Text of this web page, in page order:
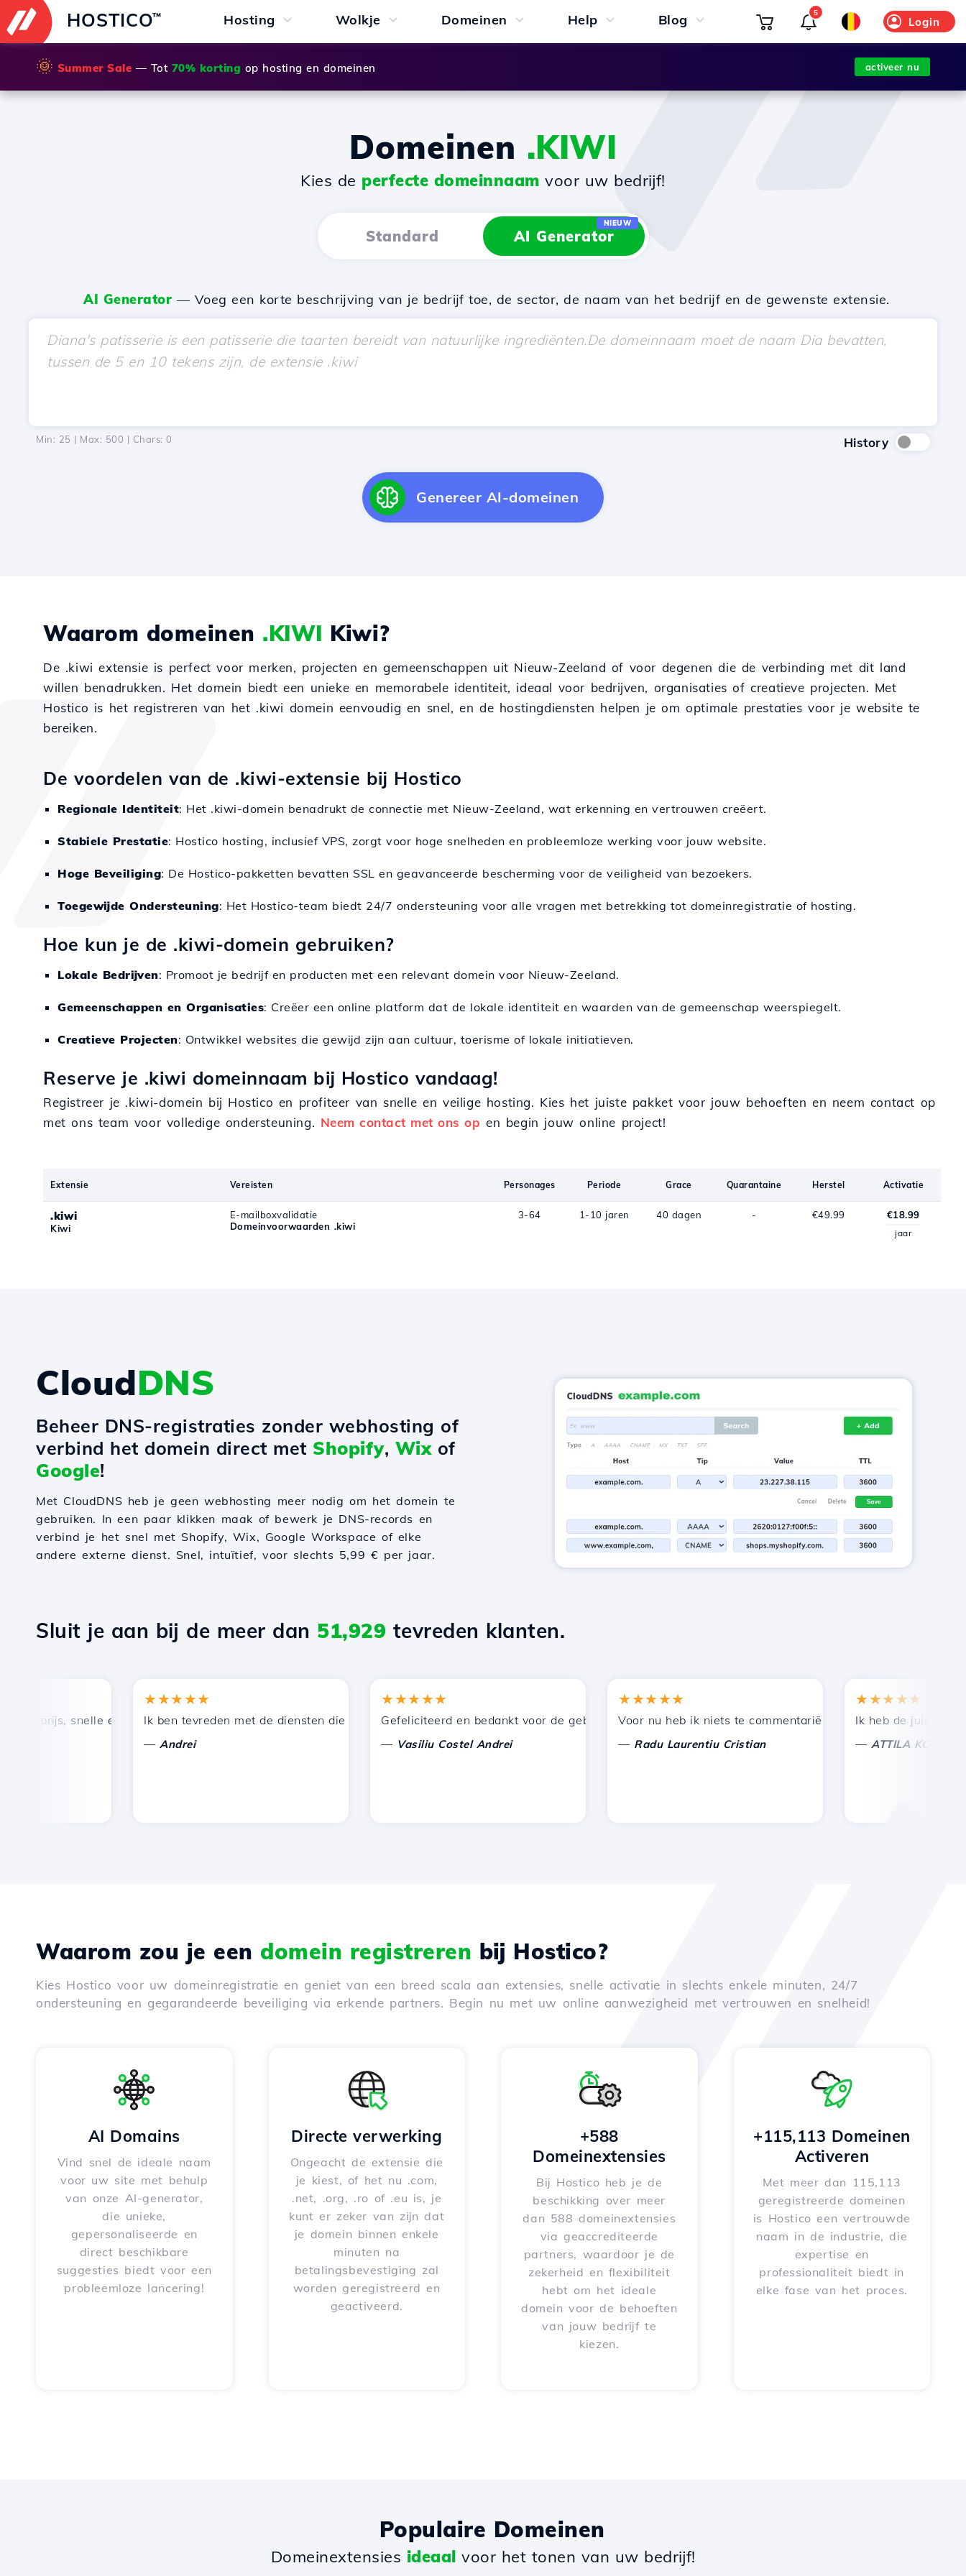
HOSTICO™ Hosting Wolkje Domeinen Help Blog Login
5
🌞 Summer Sale — Tot 70% korting op hosting en domeinen activeer nu
Domeinen .KIWI
Kies de perfecte domeinnaam voor uw bedrijf!
Standard AI Generator
NIEUW
AI Generator — Voeg een korte beschrijving van je bedrijf toe, de sector, de naam van het bedrijf en de gewenste extensie.
Min: 25 | Max: 500 | Chars: 0 History
Genereer AI-domeinen
Waarom domeinen .KIWI Kiwi?
De .kiwi extensie is perfect voor merken, projecten en gemeenschappen uit Nieuw-Zeeland of voor degenen die de verbinding met dit land
willen benadrukken. Het domein biedt een unieke en memorabele identiteit, ideaal voor bedrijven, organisaties of creatieve projecten. Met
Hostico is het registreren van het .kiwi domein eenvoudig en snel, en de hostingdiensten helpen je om optimale prestaties voor je website te
bereiken.
De voordelen van de .kiwi-extensie bij Hostico
Regionale Identiteit: Het .kiwi-domein benadrukt de connectie met Nieuw-Zeeland, wat erkenning en vertrouwen creëert.
Stabiele Prestatie: Hostico hosting, inclusief VPS, zorgt voor hoge snelheden en probleemloze werking voor jouw website.
Hoge Beveiliging: De Hostico-pakketten bevatten SSL en geavanceerde bescherming voor de veiligheid van bezoekers.
Toegewijde Ondersteuning: Het Hostico-team biedt 24/7 ondersteuning voor alle vragen met betrekking tot domeinregistratie of hosting.
Hoe kun je de .kiwi-domein gebruiken?
Lokale Bedrijven: Promoot je bedrijf en producten met een relevant domein voor Nieuw-Zeeland.
Gemeenschappen en Organisaties: Creëer een online platform dat de lokale identiteit en waarden van de gemeenschap weerspiegelt.
Creatieve Projecten: Ontwikkel websites die gewijd zijn aan cultuur, toerisme of lokale initiatieven.
Reserve je .kiwi domeinnaam bij Hostico vandaag!
Registreer je .kiwi-domein bij Hostico en profiteer van snelle en veilige hosting. Kies het juiste pakket voor jouw behoeften en neem contact op
met ons team voor volledige ondersteuning. Neem contact met ons op en begin jouw online project!
Extensie Vereisten Personages Periode Grace Quarantaine Herstel Activatie
.kiwi
Kiwi
E-mailboxvalidatie
Domeinvoorwaarden .kiwi
3-64 1-10 jaren 40 dagen - €49.99 €18.99
jaar
CloudDNS
Beheer DNS-registraties zonder webhosting of
verbind het domein direct met Shopify, Wixof
Google!
Met CloudDNS heb je geen webhosting meer nodig om het domein te
gebruiken. In een paar klikken maak of bewerk je DNS-records en
verbind je het snel met Shopify, Wix, Google Workspace of elke
andere externe dienst. Snel, intuïtief, voor slechts 5,99 € per jaar.
Sluit je aan bij de meer dan 51,929 tevreden klanten.
prijs, snelle en efficiënte technische ondersteuning.
★★★★★
Ik ben tevreden met de diensten die door Hostico worden aangeboden. Ik heb jullie aanbevolen bij andere bekenden.
Andrei
★★★★★
Gefeliciteerd en bedankt voor de geboden ondersteuning!
Vasiliu Costel Andrei
★★★★★
Voor nu heb ik niets te commentariëren, alleen om te
Radu Laurentiu Cristian
★★★★★
Ik heb de juiste keuze
ATTILA KOLES
Waarom zou je een domein registreren bij Hostico?
Kies Hostico voor uw domeinregistratie en geniet van een breed scala aan extensies, snelle activatie in slechts enkele minuten, 24/7
ondersteuning en gegarandeerde beveiliging via erkende partners. Begin nu met uw online aanwezigheid met vertrouwen en snelheid!
AI Domains
Vind snel de ideale naam
voor uw site met behulp
van onze AI-generator,
die unieke,
gepersonaliseerde en
direct beschikbare
suggesties biedt voor een
probleemloze lancering!
Directe verwerking
Ongeacht de extensie die
je kiest, of het nu .com,
.net, .org, .ro of .eu is, je
kunt er zeker van zijn dat
je domein binnen enkele
minuten na
betalingsbevestiging zal
worden geregistreerd en
geactiveerd.
+588
Domeinextensies
Bij Hostico heb je de
beschikking over meer
dan 588 domeinextensies
via geaccrediteerde
partners, waardoor je de
zekerheid en flexibiliteit
hebt om het ideale
domein voor de behoeften
van jouw bedrijf te
kiezen.
+115,113 Domeinen
Activeren
Met meer dan 115,113
geregistreerde domeinen
is Hostico een vertrouwde
naam in de industrie, die
expertise en
professionaliteit biedt in
elke fase van het proces.
Populaire Domeinen
Domeinextensies ideaal voor het tonen van uw bedrijf!